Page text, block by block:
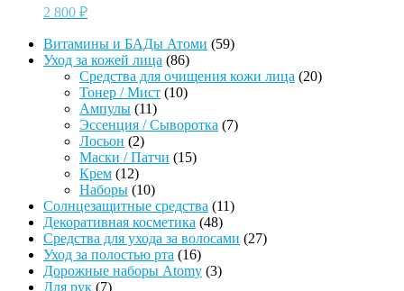
2 800 ₽
Витамины и БАДы Атоми 5959
Уход за кожей лица 8686
товаров
Средства для очищения кожи лица 2020
Тонер / Мист 1010
Ампулы 1111
товаров
Эссенция / Сыворотка 77
Лосьон 22
товара
Маски / Патчи 1515
Крем 1212
товаров
Наборы 1010
товаров
Солнцезащитные средства 1111
Декоративная косметика 4848
товаров
Средства для ухода за волосами 2727
Уход за полостью рта 1616
товаров
Дорожные наборы Atomy 33
Для рук 77